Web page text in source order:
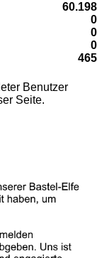
60.198
0
0
0
465
Benutzer
Seite.